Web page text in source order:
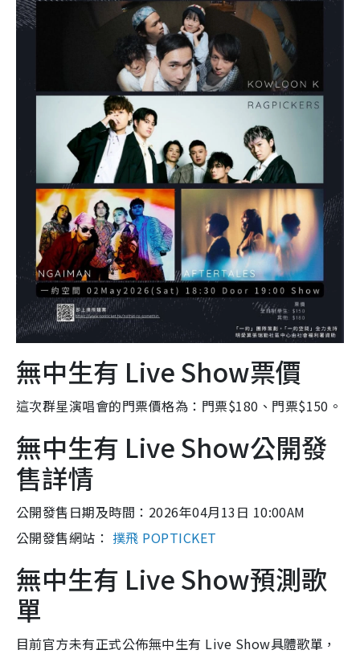
無中生有 Live Show票價
這次群星演唱會的門票價格為：門票$180、門票$150。
無中生有 Live Show公開發
售詳情
公開發售日期及時間：2026年04月13日 10:00AM
公開發售網站： 撲飛 POPTICKET
無中生有 Live Show預測歌
單
目前官方未有正式公佈無中生有 Live Show具體歌單，